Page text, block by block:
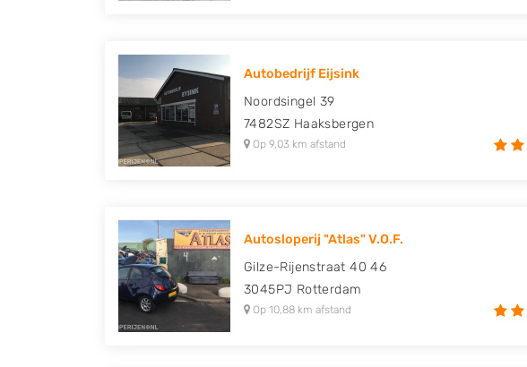
Autobedrijf Eijsink
Noordsingel 39
7482SZ Haaksbergen
Op 9,03 km afstand
Autosloperij "Atlas" V.O.F.
Gilze-Rijenstraat 40 46
3045PJ Rotterdam
Op 10,88 km afstand